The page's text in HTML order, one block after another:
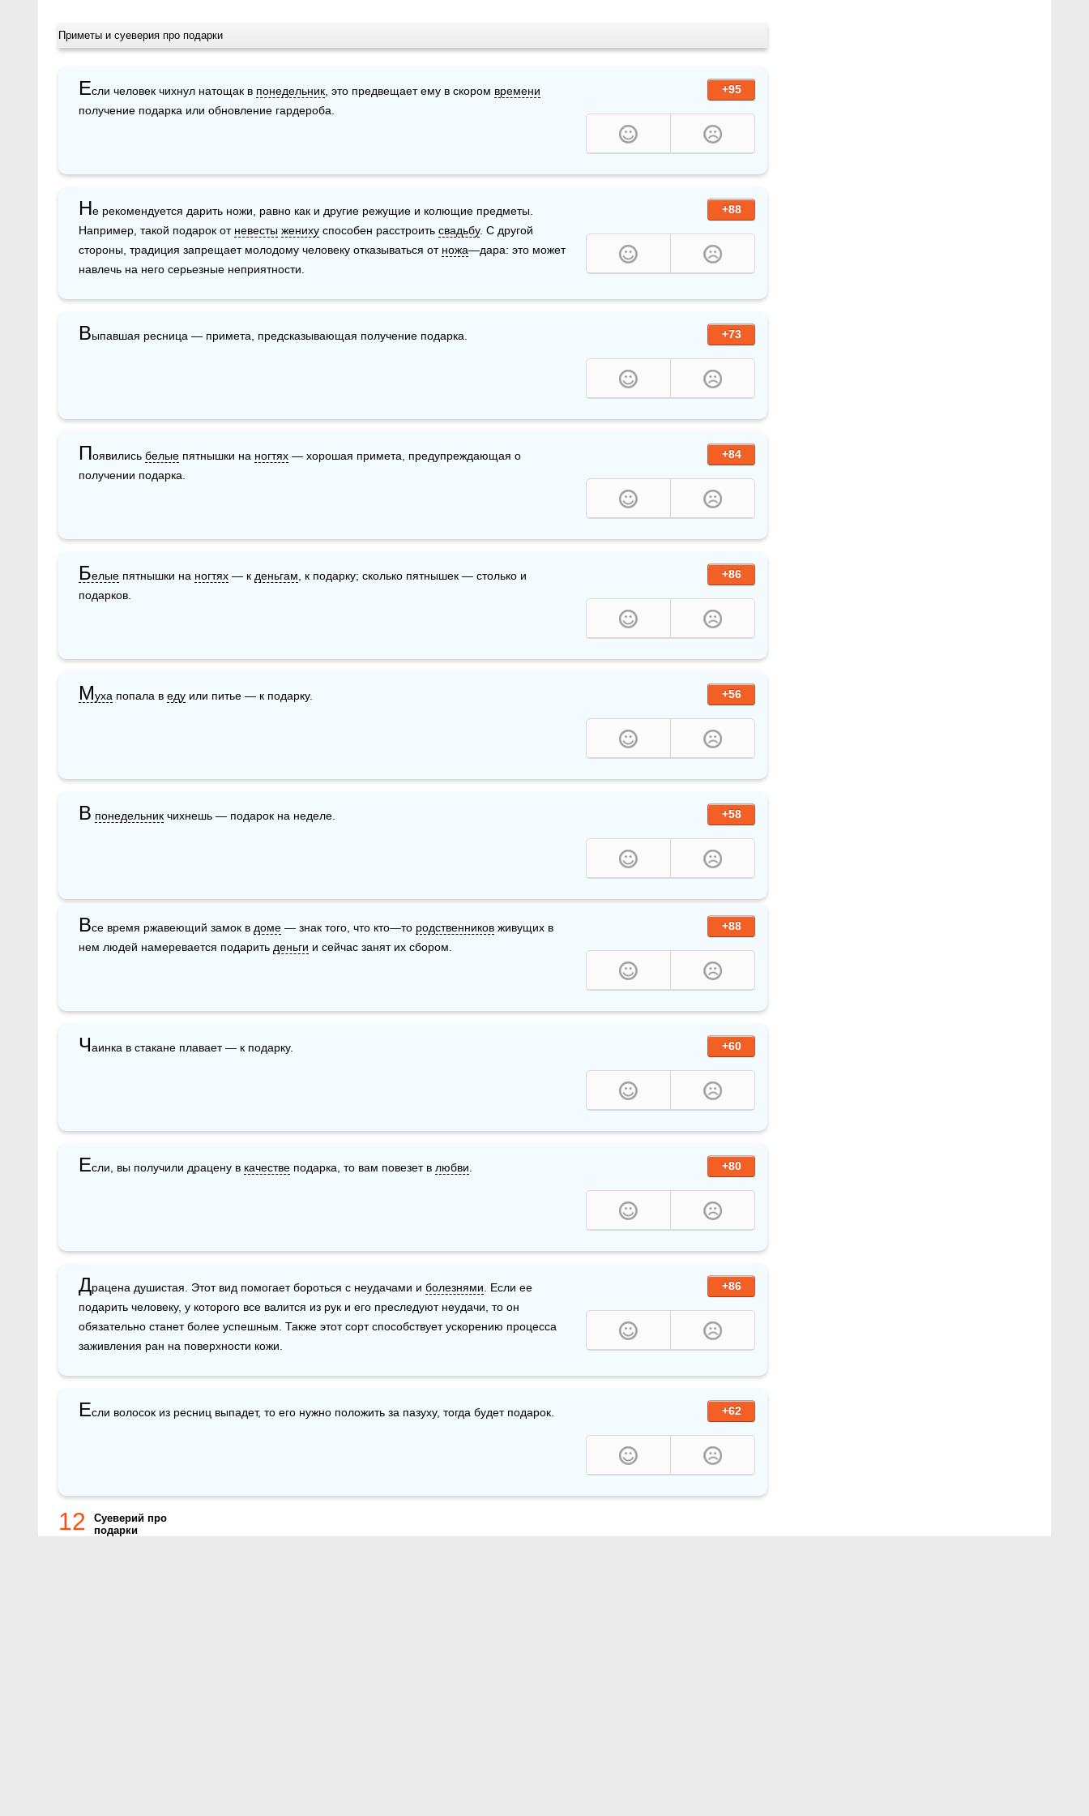
Приметы и суеверия про подарки
+95
Если человек чихнул натощак в понедельник , это предвещает ему в скором времени
получение подарка или обновление гардероба.
+88
Не рекомендуется дарить ножи, равно как и другие режущие и колющие предметы.
Например, такой подарок от невесты жениху способен расстроить свадьбу. С другой
стороны, традиция запрещает молодому человеку отказываться от ножа—дара: это может
навлечь на него серьезные неприятности.
+73
Выпавшая ресница — примета, предсказывающая получение подарка.
+84
Появились белые пятнышки на ногтях — хорошая примета, предупреждающая о
получении подарка.
+86
Белые пятнышки на ногтях — к деньгам , к подарку; сколько пятнышек — столько и
подарков.
+56
Муха попала в еду или питье — к подарку.
+58
В понедельник чихнешь — подарок на неделе.
+88
Все время ржавеющий замок в доме — знак того, что кто—то родственников живущих в
нем людей намеревается подарить деньги и сейчас занят их сбором.
+60
Чаинка в стакане плавает — к подарку.
+80
Если, вы получили драцену в качестве подарка, то вам повезет в любви
+86
Драцена душистая. Этот вид помогает бороться с неудачами и болезнями . Если ее
подарить человеку, у которого все валится из рук и его преследуют неудачи, то он
обязательно станет более успешным. Также этот сорт способствует ускорению процесса
заживления ран на поверхности кожи.
+62
Если волосок из ресниц выпадет, то его нужно положить за пазуху, тогда будет подарок.
12
Суеверий про
подарки